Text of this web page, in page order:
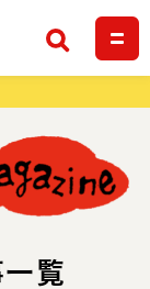
検索
一覧